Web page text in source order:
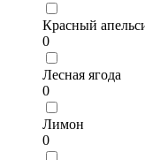
Красный
0
Лесная ягода
0
Лимон
0